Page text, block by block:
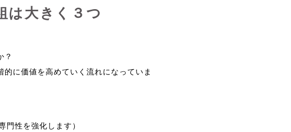
は大きく３つ
？
に価値を高めていく流れになっていま
門性を強化します）